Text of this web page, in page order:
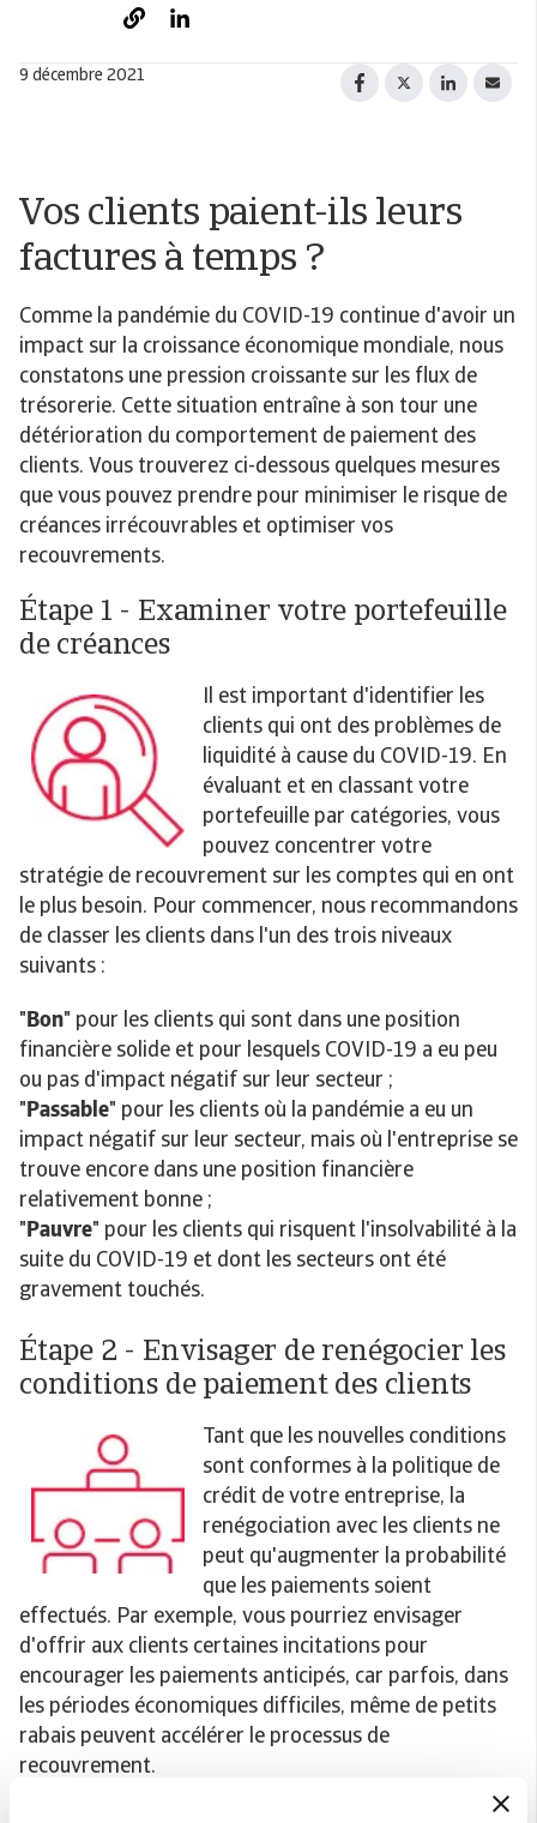
9 décembre 2021
Vos clients paient-ils leurs
factures à temps ?
Comme la pandémie du COVID-19 continue d'avoir un
impact sur la croissance économique mondiale, nous
constatons une pression croissante sur les flux de
trésorerie. Cette situation entraîne à son tour une
détérioration du comportement de paiement des
clients. Vous trouverez ci-dessous quelques mesures
que vous pouvez prendre pour minimiser le risque de
créances irrécouvrables et optimiser vos
recouvrements.
Étape 1 - Examiner votre portefeuille
de créances
Il est important d'identifier les
clients qui ont des problèmes de
liquidité à cause du COVID-19. En
évaluant et en classant votre
portefeuille par catégories, vous
pouvez concentrer votre
stratégie de recouvrement sur les comptes qui en ont
le plus besoin. Pour commencer, nous recommandons
de classer les clients dans l'un des trois niveaux
suivants :
"Bon" pour les clients qui sont dans une position
financière solide et pour lesquels COVID-19 a eu peu
ou pas d'impact négatif sur leur secteur ;
"Passable" pour les clients où la pandémie a eu un
impact négatif sur leur secteur, mais où l'entreprise se
trouve encore dans une position financière
relativement bonne ;
"Pauvre" pour les clients qui risquent l'insolvabilité à la
suite du COVID-19 et dont les secteurs ont été
gravement touchés.
Étape 2 - Envisager de renégocier les
conditions de paiement des clients
Tant que les nouvelles conditions
sont conformes à la politique de
crédit de votre entreprise, la
renégociation avec les clients ne
peut qu'augmenter la probabilité
que les paiements soient
effectués. Par exemple, vous pourriez envisager
d'offrir aux clients certaines incitations pour
encourager les paiements anticipés, car parfois, dans
les périodes économiques difficiles, même de petits
rabais peuvent accélérer le processus de
recouvrement.